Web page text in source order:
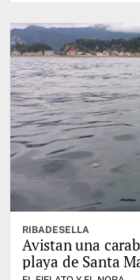
RIBADESELLA
Avistan una
playa de Santa